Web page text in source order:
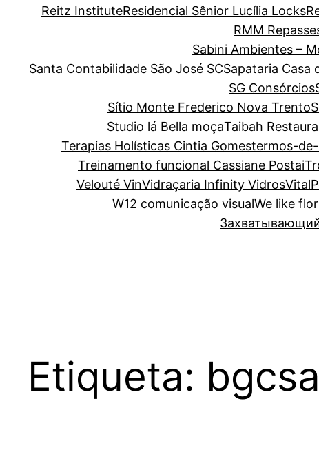
Reitz InstituteResidencial Sênior Lucília Locks
RMM
Sabini Ambientes –
Santa Contabilidade São José SCSapataria Casa
SG Consórcios
Sítio Monte Frederico Nova Trento
Studio lá Bella moçaTaibah
Terapias Holísticas Cintia Gomestermos-
Treinamento funcional Cassiane Postai
Velouté VinVidraçaria Infinity Vidros
W12 comunicação visualWe like
Etiqueta: